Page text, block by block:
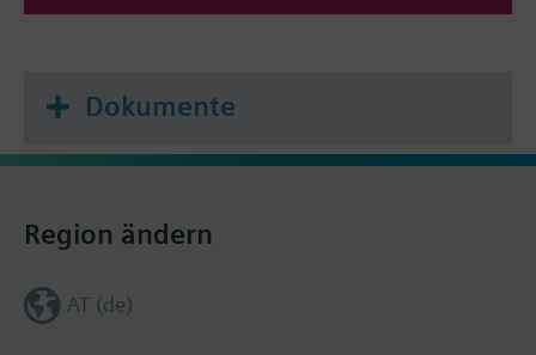
Dokumente
Region ändern
AT (de)